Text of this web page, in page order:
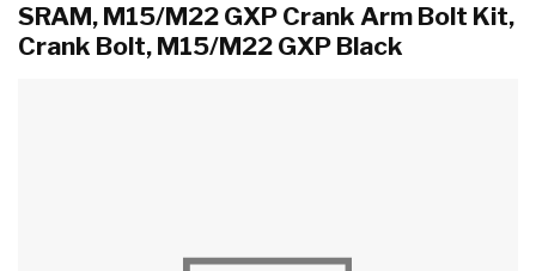
SRAM, M15/M22 GXP Crank Arm Bolt Kit,
Crank Bolt, M15/M22 GXP Black